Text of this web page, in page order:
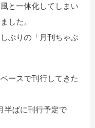
と一体化してしまい
した。
ぶりの「月刊ちゃぶ
ースで刊行してきた
半ばに刊行予定で